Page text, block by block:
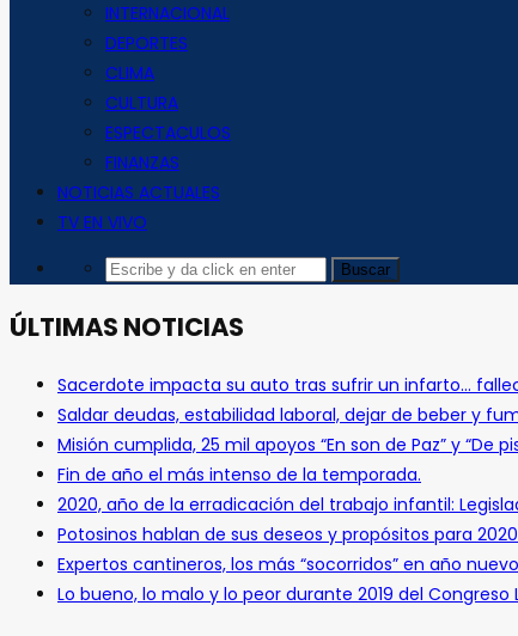
INTERNACIONAL
DEPORTES
CLIMA
CULTURA
ESPECTACULOS
FINANZAS
NOTICIAS ACTUALES
TV EN VIVO
ÚLTIMAS NOTICIAS
Sacerdote impacta su auto tras sufrir un infarto…
Saldar deudas, estabilidad laboral, dejar de beber y
Misión cumplida, 25 mil apoyos “En son de Paz” y “De
Fin de año el más intenso de la temporada.
2020, año de la erradicación del trabajo infantil:
Potosinos hablan de sus deseos y propósitos para
Expertos cantineros, los más “socorridos” en año
Lo bueno, lo malo y lo peor durante 2019 del Congreso